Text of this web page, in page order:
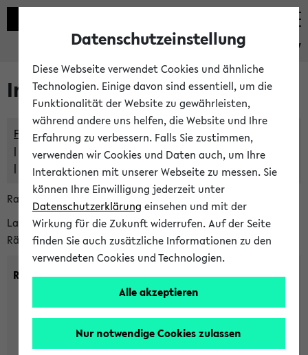
eKVV
Im eKVV verwaltete Räume
Freie Räume und Veranstaltungsüberschneidungen
Raumüberschneidungen
Hinweise der zentralen Raumvergabe
Raumanfragen:
raumvergabe@uni-bielefeld.de
Lassen Sie sich alle Räume anzeigen oder suchen Sie nach
Räumen mit bestimmten Eigenschaften:
Raumkriterien:
max. Plätze:
Datenschutzeinstellung
Diese Webseite verwendet Cookies und ähnliche
Technologien. Einige davon sind essentiell, um die
Funktionalität der Website zu gewährleisten,
während andere uns helfen, die Website und Ihre
Erfahrung zu verbessern. Falls Sie zustimmen,
verwenden wir Cookies und Daten auch, um Ihre
Interaktionen mit unserer Webseite zu messen. Sie
können Ihre Einwilligung jederzeit unter
Datenschutzerklärung einsehen und mit der
Wirkung für die Zukunft widerrufen. Auf der Seite
finden Sie auch zusätzliche Informationen zu den
verwendeten Cookies und Technologien.
Alle akzeptieren
Nur notwendige Cookies zulassen